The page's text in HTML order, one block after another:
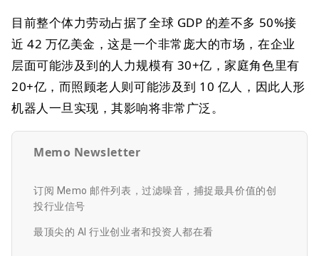
目前整个体力劳动占据了全球 GDP 的差不多 50%接
近 42 万亿美金，这是一个非常庞大的市场，在企业
层面可能涉及到的人力规模有 30+亿，家庭角色里有
20+亿，而照顾老人则可能涉及到 10 亿人，因此人形
机器人一旦实现，其影响将非常广泛。
Memo Newsletter
订阅 Memo 邮件列表，过滤噪音，捕捉最具价值的创
投行业信号
最顶尖的 AI 行业创业者和投资人都在看